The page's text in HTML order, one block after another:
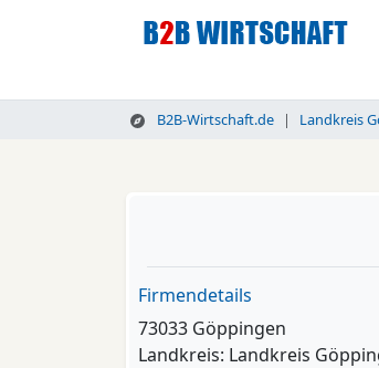
B2B-Wirtschaft.de Landkreis
Firmendetails
73033 Göppingen
Landkreis: Landkreis